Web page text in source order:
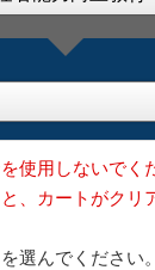
使用しないでく
、カートがクリ
選んでください。